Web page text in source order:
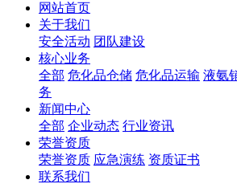
网站首页
关于我们
安全活动 团队建设
核心业务
全部 危化品仓储 危化品运输 液氨
务
新闻中心
全部 企业动态 行业资讯
荣誉资质
荣誉资质 应急演练 资质证书
联系我们